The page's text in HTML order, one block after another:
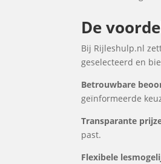
De
Bij Rijleshulp.nl
geselecteerd en
Betrouwbare
geïnformeerde
Transparante
past.
Flexibele